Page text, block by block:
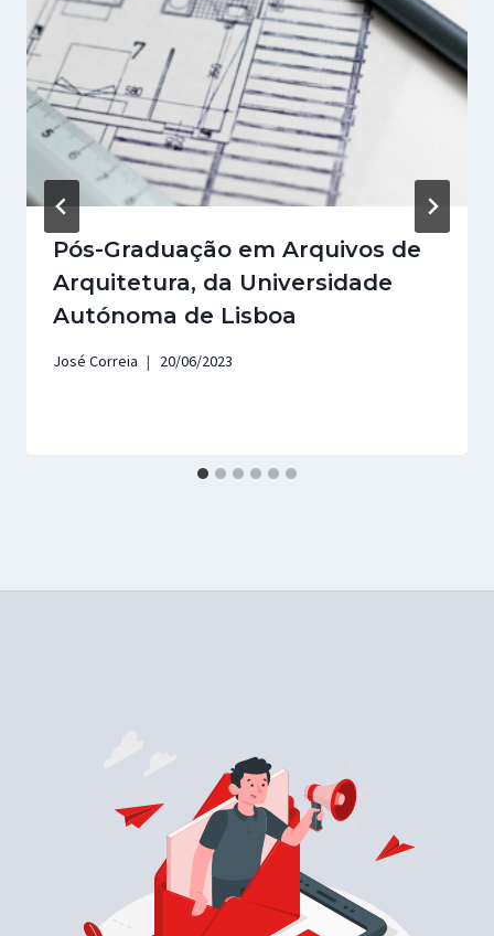
Pós-Graduação em Arquivos de
Arquitetura, da Universidade
Autónoma de Lisboa
José Correia 20/06/2023